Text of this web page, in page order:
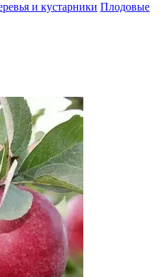
и кустарники Плодовые